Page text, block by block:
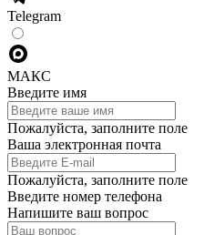
Telegram
МАКС
Введите имя
Пожалуйста, заполните поле
Ваша электронная почта
Пожалуйста, заполните поле
Введите номер телефона
Напишите ваш вопрос